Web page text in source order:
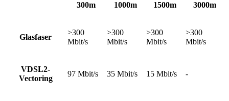
300m 1000m 1500m 3000m
Glasfaser
>300
Mbit/s
>300
Mbit/s
>300
Mbit/s
>300
Mbit/s
VDSL2-
Vectoring
97 Mbit/s 35 Mbit/s 15 Mbit/s -